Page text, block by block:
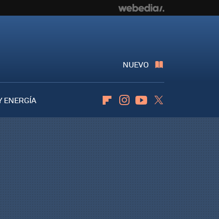
NUEVO
ENERGÍA FlipboardInstagramYoutube